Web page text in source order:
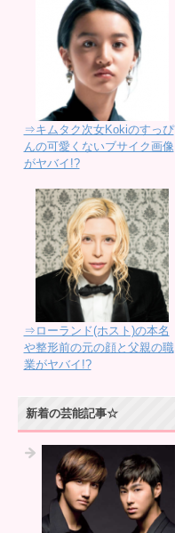
⇒キムタク次女Kokiのすっぴ
んの可愛くないブサイク画像
がヤバイ!?
⇒ローランド(ホスト)の本名
や整形前の元の顔と父親の職
業がヤバイ!?
新着の芸能記事☆